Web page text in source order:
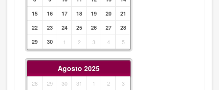
15
16 17 18 19 20
21
22
23 24 25 26 27
28
29
30 1 2 3 4 5
Agosto 2025
28 29 30 31 1 2
3